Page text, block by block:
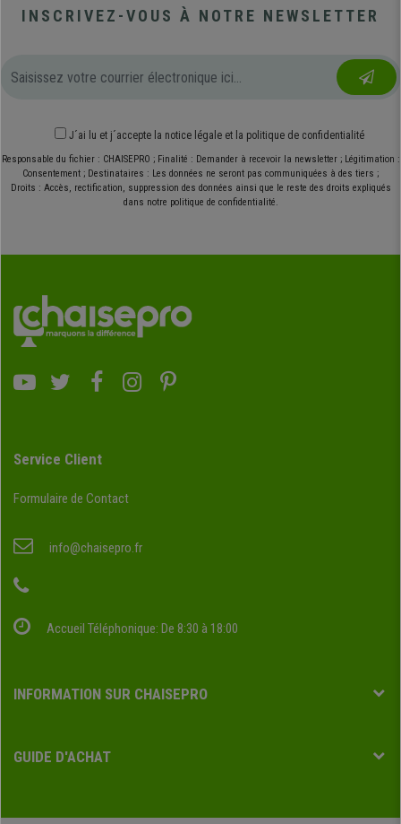
INSCRIVEZ-VOUS À NOTRE NEWSLETTER
J´ai lu et j´accepte la notice légale et la politique de confidentialité
Responsable du fichier : CHAISEPRO ; Finalité : Demander à recevoir la newsletter ; Légitimation :
Consentement ; Destinataires : Les données ne seront pas communiquées à des tiers ;
Droits : Accès, rectification, suppression des données ainsi que le reste des droits expliqués
dans notre politique de confidentialité.
Service Client
Formulaire de Contact
info@chaisepro.fr
Accueil Téléphonique: De 8:30 à 18:00
INFORMATION SUR CHAISEPRO
GUIDE D'ACHAT